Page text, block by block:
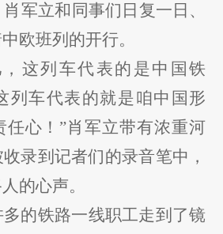
军立和同事们日复一日、
欧班列的开行。
这列车代表的是中国铁
列车代表的就是咱中国形
任心！”肖军立带有浓重河
录到记者们的录音笔中，
的心声。
的铁路一线职工走到了镜